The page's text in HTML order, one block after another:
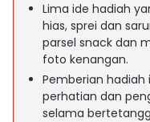
Lima ide hadiah
hias, sprei dan
parsel snack dan
foto kenangan.
Pemberian
perhatian dan
selama